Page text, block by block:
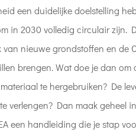
een duidelijke doelstelling
in 2030 volledig circulair zijn.
van nieuwe grondstoffen en de
brengen. Wat doe je dan om
te hergebruiken? De
verlengen? Dan maak geheel
een handleiding die je stap